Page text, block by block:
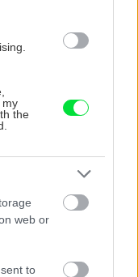
my
the
web or
to
svieti celý